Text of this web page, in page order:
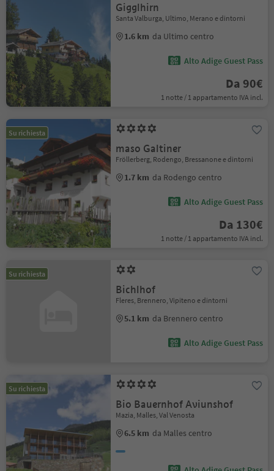
Gigglhirn
Santa Valburga, Ultimo, Merano e dintorni
1.6 km da Ultimo centro
Alto Adige Guest Pass
Da 90€
1 notte / 1 appartamento IVA incl.
Su richiesta
maso Galtiner
Fröllerberg, Rodengo, Bressanone e dintorni
1.7 km da Rodengo centro
Alto Adige Guest Pass
Da 130€
1 notte / 1 appartamento IVA incl.
Su richiesta
Bichlhof
Fleres, Brennero, Vipiteno e dintorni
5.1 km da Brennero centro
Alto Adige Guest Pass
Su richiesta
Bio Bauernhof Aviunshof
Mazia, Malles, Val Venosta
6.5 km da Malles centro